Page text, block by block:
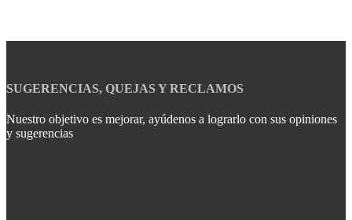
SUGERENCIAS, QUEJAS Y RECLAMOS
Nuestro objetivo es mejorar, ayúdenos a lograrlo con sus opiniones
y sugerencias